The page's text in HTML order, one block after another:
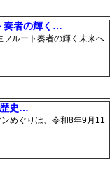
奏者の輝く…
ルート奏者の輝く未来へ
歴史…
めぐりは、令和8年9月11